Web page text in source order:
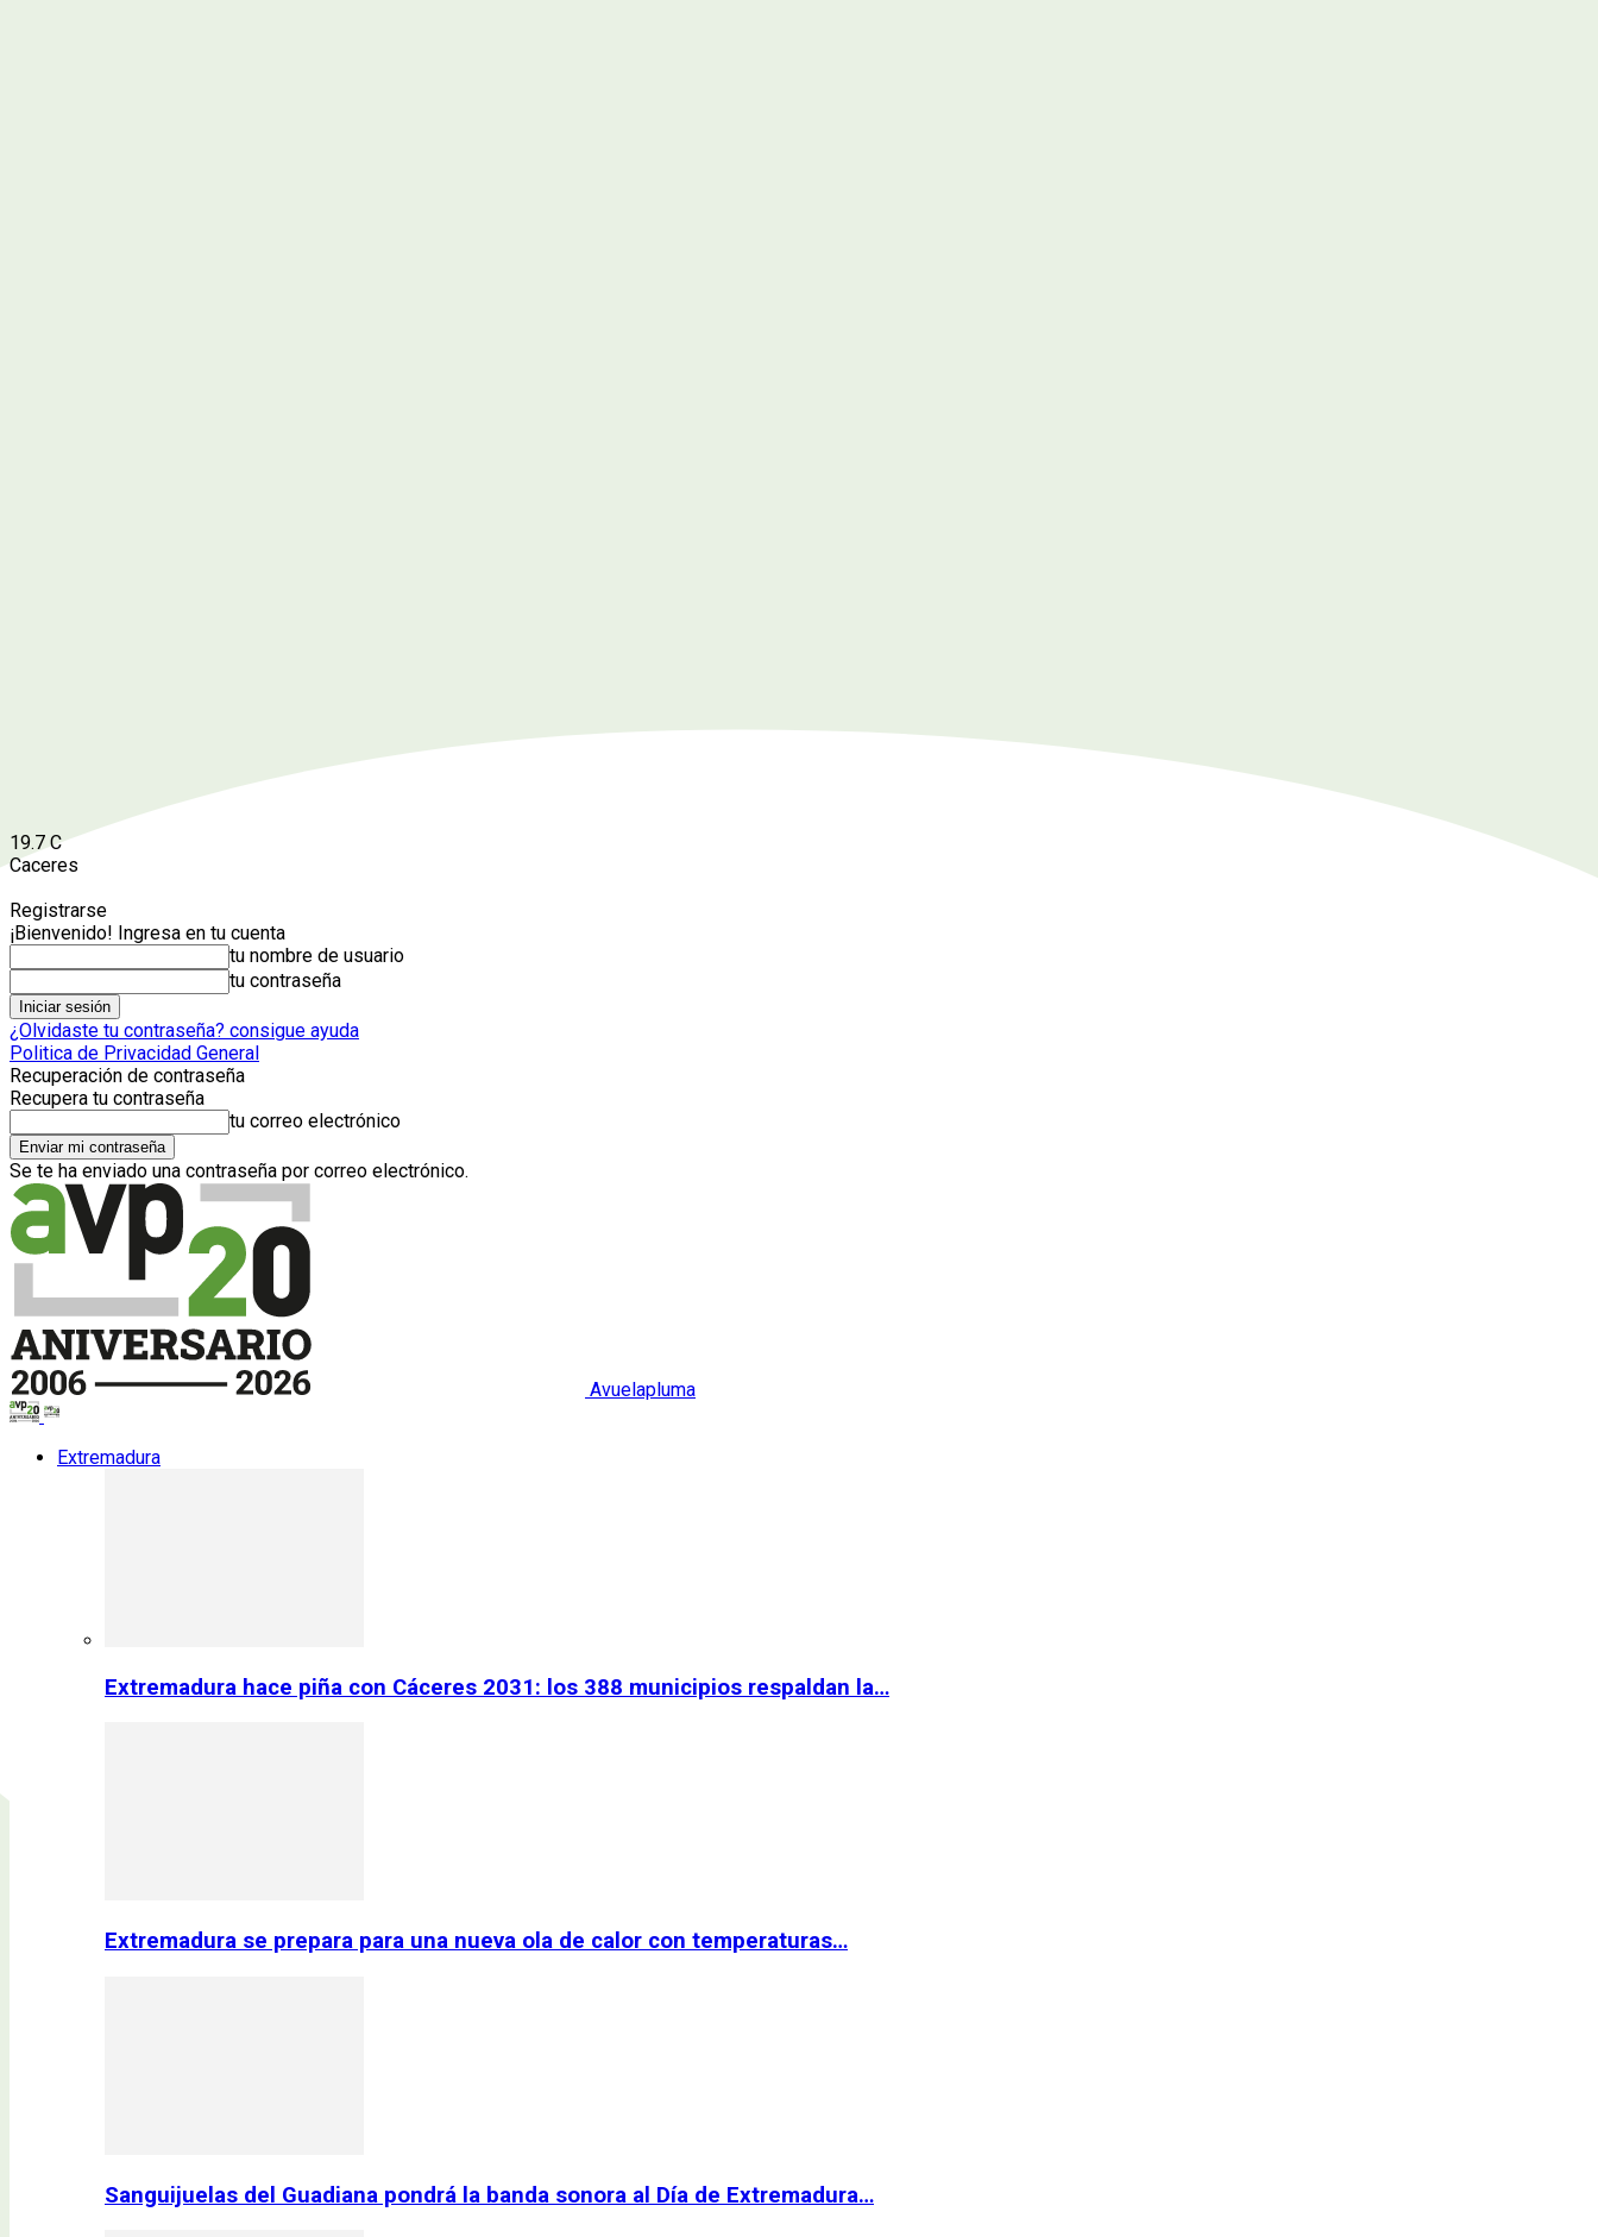
19.7 C
Caceres
Registrarse
¡Bienvenido! Ingresa en tu cuenta
tu nombre de usuario
tu contraseña
¿Olvidaste tu contraseña? consigue ayuda
Politica de Privacidad General
Recuperación de contraseña
Recupera tu contraseña
tu correo electrónico
Se te ha enviado una contraseña por correo electrónico.
Avuelapluma
Extremadura
Extremadura hace piña con Cáceres 2031: los 388 municipios respaldan la…
Extremadura se prepara para una nueva ola de calor con temperaturas…
Sanguijuelas del Guadiana pondrá la banda sonora al Día de Extremadura…